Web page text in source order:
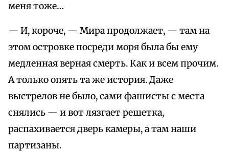
меня тоже…
— И, короче, — Мира продолжает, — там на
этом островке посреди моря была бы ему
медленная верная смерть. Как и всем прочим.
А только опять та же история. Даже
выстрелов не было, сами фашисты с места
снялись — и вот лязгает решетка,
распахивается дверь камеры, а там наши
партизаны.